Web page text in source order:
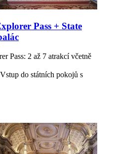
Pass + State
Pass: 2 až 7 atrakcí včetně
do státních pokojů s